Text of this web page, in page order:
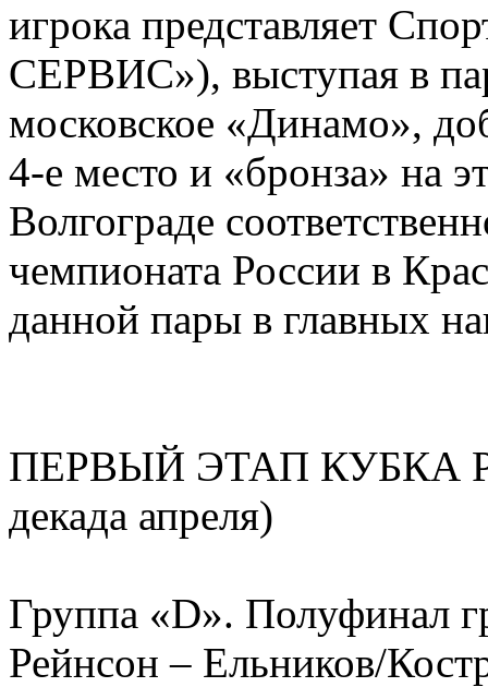
игрока представляет
СЕРВИС»), выступая в
московское «Динамо»,
4-е место и «бронза» на
Волгограде
чемпионата России в
данной пары в главных
ПЕРВЫЙ ЭТАП КУБКА
декада апреля)
Группа «D».
Рейнсон – Ельников/